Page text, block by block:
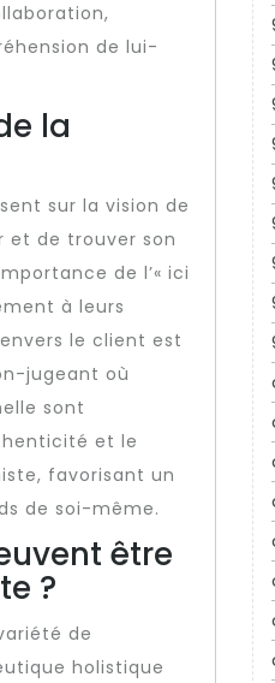
de lui-
la
sur la vision de
et de trouver son
de l’« ici
à leurs
le client est
jugeant où
sont
et le
favorisant un
de soi-même.
être
?
de
holistique